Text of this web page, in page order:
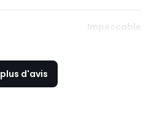
Impeccable
d'avis